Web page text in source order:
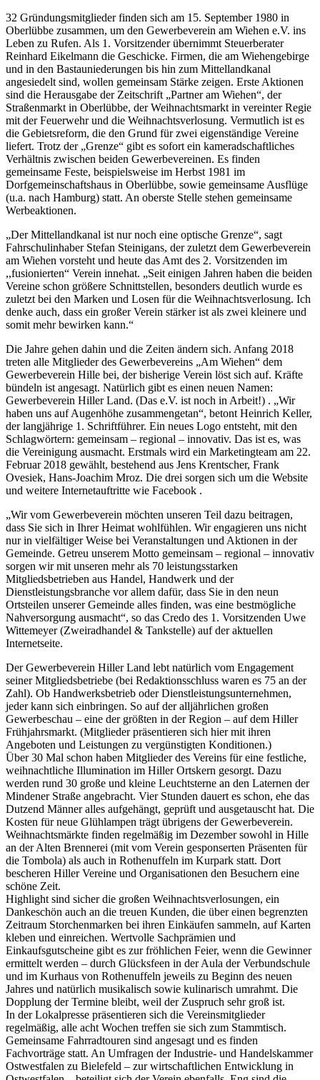
32 Gründungsmitglieder finden sich am 15. September 1980 in
Oberlübbe zusammen, um den Gewerbeverein am Wiehen e.V. ins
Leben zu Rufen. Als 1. Vorsitzender übernimmt Steuerberater
Reinhard Eikelmann die Geschicke. Firmen, die am Wiehengebirge
und in den Bastauniederungen bis hin zum Mittellandkanal
angesiedelt sind, wollen gemeinsam Stärke zeigen. Erste Aktionen
sind die Herausgabe der Zeitschrift „Partner am Wiehen“, der
Straßenmarkt in Oberlübbe, der Weihnachtsmarkt in vereinter Regie
mit der Feuerwehr und die Weihnachtsverlosung. Vermutlich ist es
die Gebietsreform, die den Grund für zwei eigenständige Vereine
liefert. Trotz der „Grenze“ gibt es sofort ein kameradschaftliches
Verhältnis zwischen beiden Gewerbevereinen. Es finden
gemeinsame Feste, beispielsweise im Herbst 1981 im
Dorfgemeinschaftshaus in Oberlübbe, sowie gemeinsame Ausflüge
(u.a. nach Hamburg) statt. An oberste Stelle stehen gemeinsame
Werbeaktionen.
„Der Mittellandkanal ist nur noch eine optische Grenze“, sagt
Fahrschulinhaber Stefan Steinigans, der zuletzt dem Gewerbeverein
am Wiehen vorsteht und heute das Amt des 2. Vorsitzenden im
,,fusionierten“ Verein innehat. „Seit einigen Jahren haben die beiden
Vereine schon größere Schnittstellen, besonders deutlich wurde es
zuletzt bei den Marken und Losen für die Weihnachtsverlosung. Ich
denke auch, dass ein großer Verein stärker ist als zwei kleinere und
somit mehr bewirken kann.“
Die Jahre gehen dahin und die Zeiten ändern sich. Anfang 2018
treten alle Mitglieder des Gewerbevereins „Am Wiehen“ dem
Gewerbeverein Hille bei, der bisherige Verein löst sich auf. Kräfte
bündeln ist angesagt. Natürlich gibt es einen neuen Namen:
Gewerbeverein Hiller Land. (Das e.V. ist noch in Arbeit!) . „Wir
haben uns auf Augenhöhe zusammengetan“, betont Heinrich Keller,
der langjährige 1. Schriftführer. Ein neues Logo entsteht, mit den
Schlagwörtern: gemeinsam – regional – innovativ. Das ist es, was
die Vereinigung ausmacht. Erstmals wird ein Marketingteam am 22.
Februar 2018 gewählt, bestehend aus Jens Krentscher, Frank
Ovesiek, Hans-Joachim Mroz. Die drei sorgen sich um die Website
und weitere Internetauftritte wie Facebook .
„Wir vom Gewerbeverein möchten unseren Teil dazu beitragen,
dass Sie sich in Ihrer Heimat wohlfühlen. Wir engagieren uns nicht
nur in vielfältiger Weise bei Veranstaltungen und Aktionen in der
Gemeinde. Getreu unserem Motto gemeinsam – regional – innovativ
sorgen wir mit unseren mehr als 70 leistungsstarken
Mitgliedsbetrieben aus Handel, Handwerk und der
Dienstleistungsbranche vor allem dafür, dass Sie in den neun
Ortsteilen unserer Gemeinde alles finden, was eine bestmögliche
Nahversorgung ausmacht“, so das Credo des 1. Vorsitzenden Uwe
Wittemeyer (Zweiradhandel & Tankstelle) auf der aktuellen
Internetseite.
Der Gewerbeverein Hiller Land lebt natürlich vom Engagement
seiner Mitgliedsbetriebe (bei Redaktionsschluss waren es 75 an der
Zahl). Ob Handwerksbetrieb oder Dienstleistungsunternehmen,
jeder kann sich einbringen. So auf der alljährlichen großen
Gewerbeschau – eine der größten in der Region – auf dem Hiller
Frühjahrsmarkt. (Mitglieder präsentieren sich hier mit ihren
Angeboten und Leistungen zu vergünstigten Konditionen.)
Über 30 Mal schon haben Mitglieder des Vereins für eine festliche,
weihnachtliche Illumination im Hiller Ortskern gesorgt. Dazu
werden rund 30 große und kleine Leuchtsterne an den Laternen der
Mindener Straße angebracht. Vier Stunden dauert es schon, ehe das
Dutzend Männer alles aufgehängt, geprüft und ausgetauscht hat. Die
Kosten für neue Glühlampen trägt übrigens der Gewerbeverein.
Weihnachtsmärkte finden regelmäßig im Dezember sowohl in Hille
an der Alten Brennerei (mit vom Verein gesponserten Präsenten für
die Tombola) als auch in Rothenuffeln im Kurpark statt. Dort
bescheren Hiller Vereine und Organisationen den Besuchern eine
schöne Zeit.
Highlight sind sicher die großen Weihnachtsverlosungen, ein
Dankeschön auch an die treuen Kunden, die über einen begrenzten
Zeitraum Storchenmarken bei ihren Einkäufen sammeln, auf Karten
kleben und einreichen. Wertvolle Sachprämien und
Einkaufsgutscheine gibt es zur fröhlichen Feier, wenn die Gewinner
ermittelt werden – durch Glücksfeen in der Aula der Verbundschule
und im Kurhaus von Rothenuffeln jeweils zu Beginn des neuen
Jahres und natürlich musikalisch sowie kulinarisch umrahmt. Die
Dopplung der Termine bleibt, weil der Zuspruch sehr groß ist.
In der Lokalpresse präsentieren sich die Vereinsmitglieder
regelmäßig, alle acht Wochen treffen sie sich zum Stammtisch.
Gemeinsame Fahrradtouren sind angesagt und es finden
Fachvorträge statt. An Umfragen der Industrie- und Handelskammer
Ostwestfalen zu Bielefeld – zur wirtschaftlichen Entwicklung in